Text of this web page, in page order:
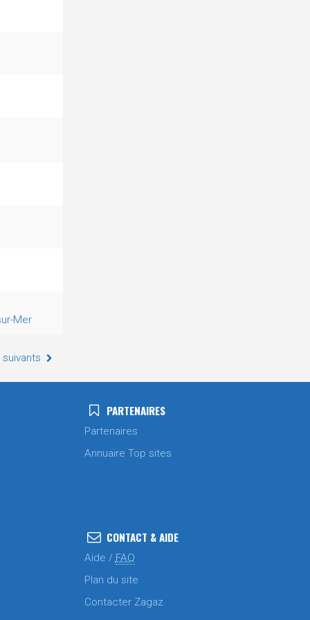
Mer
suivants
PARTENAIRES
Partenaires
Annuaire Top sites
CONTACT & AIDE
Aide / FAQ
Plan du site
Contacter Zagaz